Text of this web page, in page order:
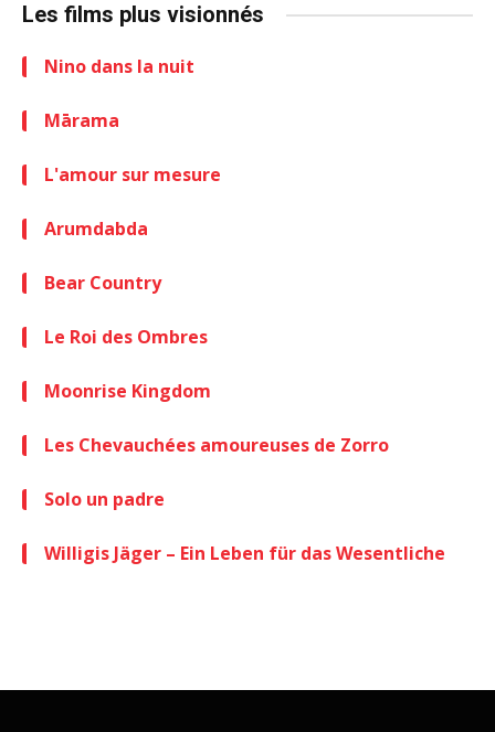
Les films plus visionnés
Nino dans la nuit
Mārama
L'amour sur mesure
Arumdabda
Bear Country
Le Roi des Ombres
Moonrise Kingdom
Les Chevauchées amoureuses de Zorro
Solo un padre
Willigis Jäger – Ein Leben für das Wesentliche